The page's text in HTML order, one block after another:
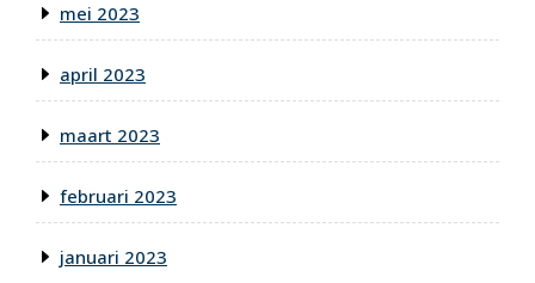
mei 2023
april 2023
maart 2023
februari 2023
januari 2023